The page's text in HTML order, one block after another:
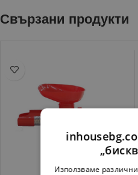
Свързани продукти
Използваме